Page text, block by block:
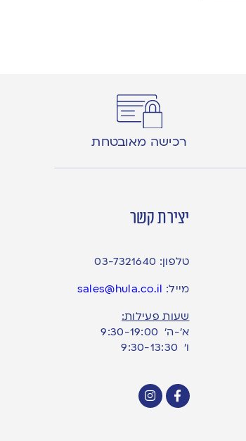
רכישה מאובטחת
יצירת קשר
טלפון: 03-7321640
מייל: sales@hula.co.il
שעות פעילות:
א’-ה’ 9:30-19:00
ו׳ 9:30-13:30